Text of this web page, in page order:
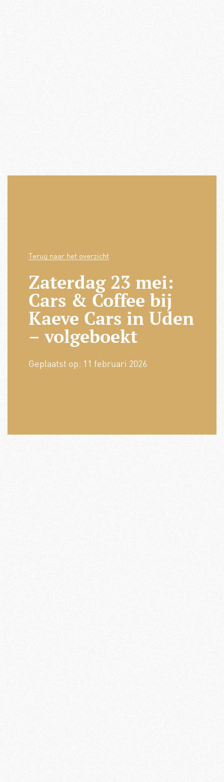
Terug naar het overzicht
Zaterdag 23 mei:
Cars & Coffee bij
Kaeve Cars in Uden
– volgeboekt
Geplaatst op: 11 februari 2026